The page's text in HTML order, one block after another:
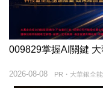
009829掌握AI關鍵
PR・大華銀全
2026-08-08